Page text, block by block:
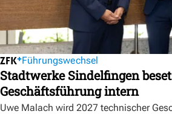
Führungswechsel
Stadtwerke Sindelfingen
Geschäftsführung intern
Uwe Malach wird 2027 technischer